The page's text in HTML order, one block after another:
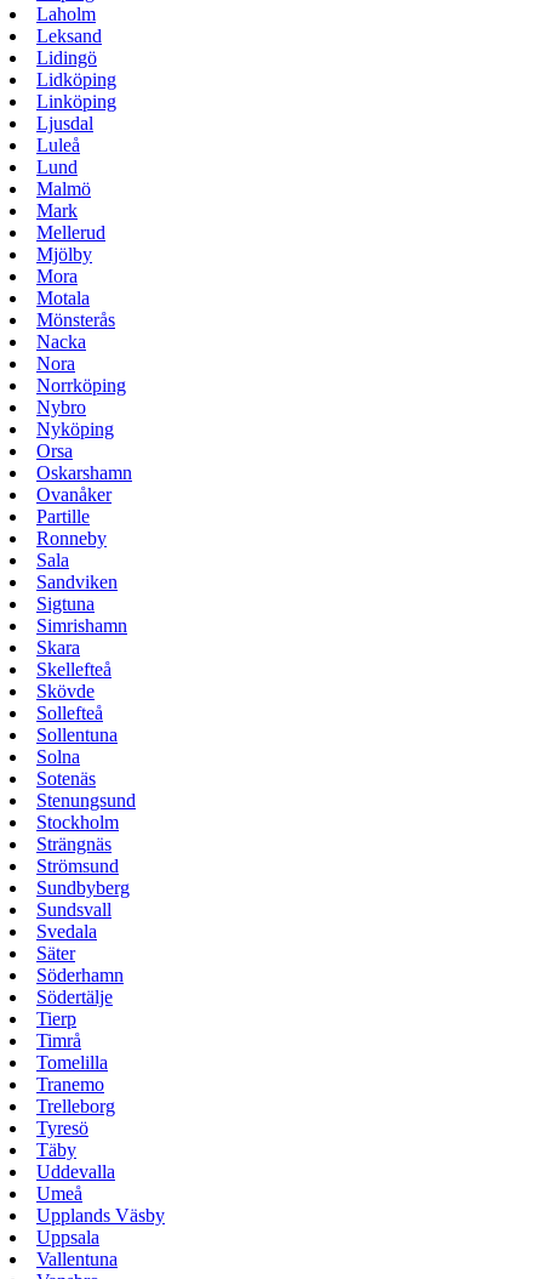
Laholm
Leksand
Lidingö
Lidköping
Linköping
Ljusdal
Luleå
Lund
Malmö
Mark
Mellerud
Mjölby
Mora
Motala
Mönsterås
Nacka
Nora
Norrköping
Nybro
Nyköping
Orsa
Oskarshamn
Ovanåker
Partille
Ronneby
Sala
Sandviken
Sigtuna
Simrishamn
Skara
Skellefteå
Skövde
Sollefteå
Sollentuna
Solna
Sotenäs
Stenungsund
Stockholm
Strängnäs
Strömsund
Sundbyberg
Sundsvall
Svedala
Säter
Söderhamn
Södertälje
Tierp
Timrå
Tomelilla
Tranemo
Trelleborg
Tyresö
Täby
Uddevalla
Umeå
Upplands Väsby
Uppsala
Vallentuna